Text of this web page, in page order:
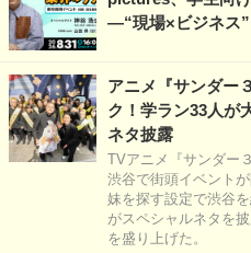
―“現場×ビジネス
アニメ『サンダー
ク！学ラン33人が
ネタ披露
TVアニメ『サンダー
渋谷で街頭イベント
妹を探す設定で渋谷
がスペシャルネタを
を盛り上げた。